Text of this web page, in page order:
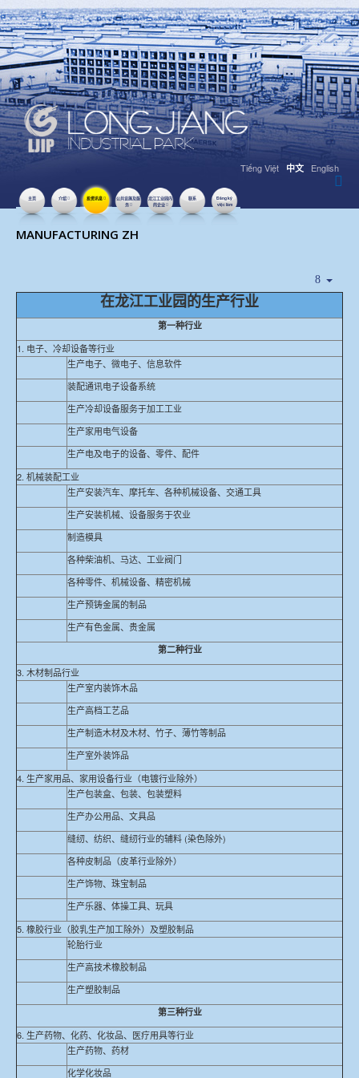
Tiếng Việt 中文 English
主页 介绍 投资讯息
公共设施及服
务
龙江工业园内
的企业
联系
Đăng ký
việc làm
点击数：16074
MANUFACTURING ZH
在龙江工业园的生产行业
第一种行业
1. 电子、冷却设备等行业
生产电子、微电子、信息软件
装配通讯电子设备系统
生产冷却设备服务于加工工业
生产家用电气设备
生产电及电子的设备、零件、配件
2. 机械装配工业
生产安装汽车、摩托车、各种机械设备、交通工具
生产安装机械、设备服务于农业
制造模具
各种柴油机、马达、工业阀门
各种零件、机械设备、精密机械
生产预铸金属的制品
生产有色金属、贵金属
第二种行业
3. 木材制品行业
生产室内装饰木品
生产高档工艺品
生产制造木材及木材、竹子、薄竹等制品
生产室外装饰品
4. 生产家用品、家用设备行业（电镀行业除外）
生产包装盒、包装、包装塑料
生产办公用品、文具品
缝纫、纺织、缝纫行业的辅料 (染色除外)
各种皮制品（皮革行业除外）
生产饰物、珠宝制品
生产乐器、体操工具、玩具
5. 橡胶行业（胶乳生产加工除外）及塑胶制品
轮胎行业
生产高技术橡胶制品
生产塑胶制品
第三种行业
6. 生产药物、化药、化妆品、医疗用具等行业
生产药物、药材
化学化妆品